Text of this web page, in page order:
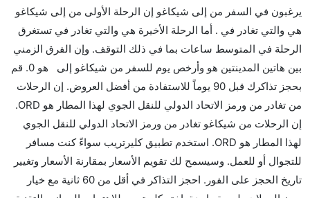
يرغبون في السفر من إلى شيكاغو إن الرحلة الأولى من إلى شيكاغو
هي والتي تغادر في . أما الرحلة الأخيرة هي والتي تغادر في تستغرق
الرحلة في المتوسط ساعات بما في ذلك التوقف. وإن الفرق الزمني
بين هاتين المدينتين هو وأرخص يوم للسفر من شيكاغو إلى هو 0. قم
بحجز تذاكرك قبل 90 يوماً للاستفادة من أفضل العروض. إن الرحلات
من تغادر من ورمز الاتحاد الدولي للنقل الجوي لهذا المطار هو ORD.
إن الرحلات من شيكاغو تغادر من ورمز الاتحاد الدولي للنقل الجوي
لهذا المطار هو ORD. استخدم تطبيق كليرتريب سواءً كنت مسافر
للتجوال أو للعمل. وسيسمح لك تقويم الأسعار بمقارنة الأسعار وتغيير
تاريخ الحجز على الفور. احجز التذاكر في أقل من 60 ثانية مع خيار